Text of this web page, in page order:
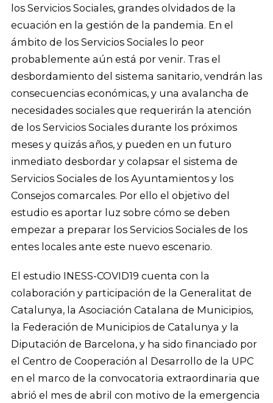
los Servicios Sociales, grandes olvidados de la
ecuación en la gestión de la pandemia. En el
ámbito de los Servicios Sociales lo peor
probablemente aún está por venir. Tras el
desbordamiento del sistema sanitario, vendrán las
consecuencias económicas, y una avalancha de
necesidades sociales que requerirán la atención
de los Servicios Sociales durante los próximos
meses y quizás años, y pueden en un futuro
inmediato desbordar y colapsar el sistema de
Servicios Sociales de los Ayuntamientos y los
Consejos comarcales. Por ello el objetivo del
estudio es aportar luz sobre cómo se deben
empezar a preparar los Servicios Sociales de los
entes locales ante este nuevo escenario.
El estudio INESS-COVID19 cuenta con la
colaboración y participación de la Generalitat de
Catalunya, la Asociación Catalana de Municipios,
la Federación de Municipios de Catalunya y la
Diputación de Barcelona, y ha sido financiado por
el Centro de Cooperación al Desarrollo de la UPC
en el marco de la convocatoria extraordinaria que
abrió el mes de abril con motivo de la emergencia